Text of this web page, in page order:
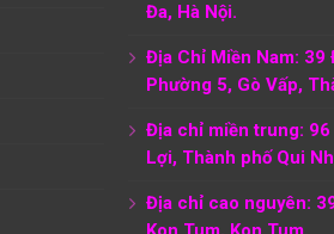
Đa, Hà Nội.
Địa Chỉ Miền Nam: 39
Phường 5, Gò Vấp,
Địa chỉ miền trung:
Lợi, Thành phố Qui
Địa chỉ cao nguyên: